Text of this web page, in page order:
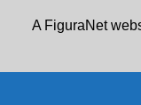
A FiguraNet